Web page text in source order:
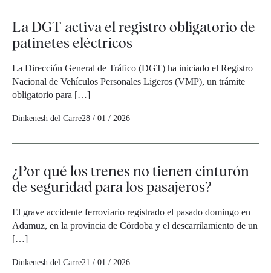
La DGT activa el registro obligatorio de
patinetes eléctricos
La Dirección General de Tráfico (DGT) ha iniciado el Registro
Nacional de Vehículos Personales Ligeros (VMP), un trámite
obligatorio para […]
Dinkenesh del Carre28 / 01 / 2026
¿Por qué los trenes no tienen cinturón
de seguridad para los pasajeros?
El grave accidente ferroviario registrado el pasado domingo en
Adamuz, en la provincia de Córdoba y el descarrilamiento de un
[…]
Dinkenesh del Carre21 / 01 / 2026